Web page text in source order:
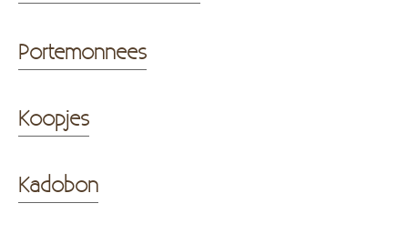
Portemonnees
Koopjes
Kadobon